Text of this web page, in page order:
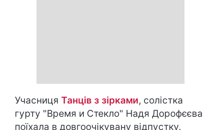
Учасниця Танців з зірками, солістка
гурту "Время и Стекло" Надя Дорофєєва
поїхала в довгоочікувану відпустку.